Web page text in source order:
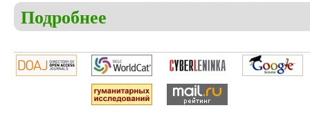
Подробнее